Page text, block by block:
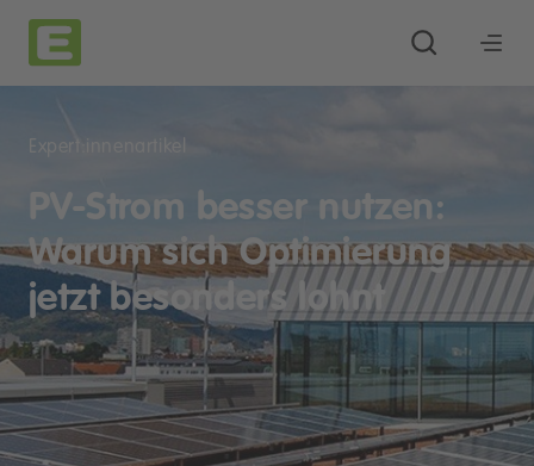
Expert:innenartikel
PV-Strom besser nutzen:
Warum sich Optimierung
jetzt besonders lohnt